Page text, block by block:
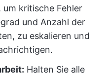
, um kritische Fehler
und Anzahl der
zu eskalieren und
Halten Sie alle